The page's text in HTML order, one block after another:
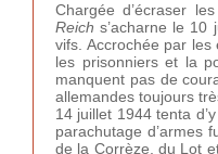
Chargée d’écraser
Reich s’acharne le 10
vifs. Accrochée par
les prisonniers et la
manquent pas de
allemandes toujours
14 juillet 1944 tenta
parachutage d’armes
de la Corrèze, du Lot